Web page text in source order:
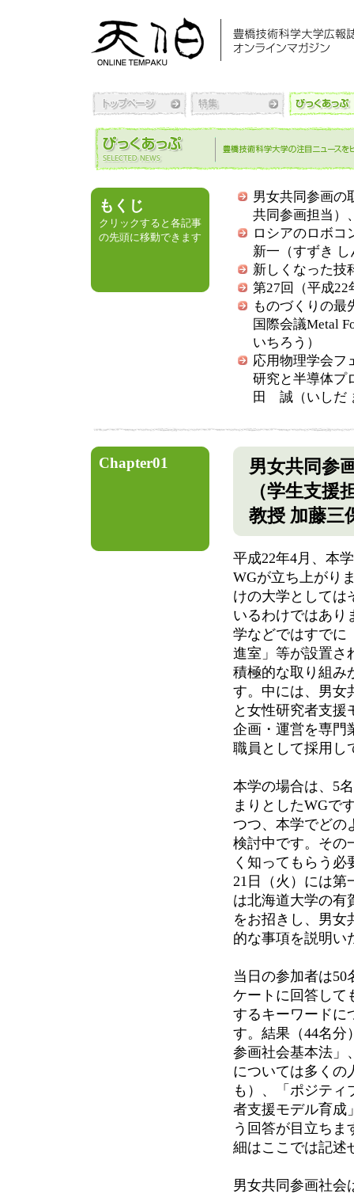
もくじ
クリックすると各記事
の先頭に移動できます
男女共同参画の
共同参画担当）
ロシアのロボコ
新一（すずき
新しくなった技
第27回（平成
ものづくりの最
国際会議Metal
いちろう）
応用物理学会フ
研究と半導体
田 誠（いしだ
Chapter01
男女共同参
（学生支援
教授 加藤三
平成22年4月、本
WGが立ち上がり
けの大学としては
いるわけではあり
学などではすでに
進室」等が設置さ
積極的な取り組み
す。中には、男女
と女性研究者支援
企画・運営を専門
職員として採用し
本学の場合は、5
まりとしたWGで
つつ、本学でどの
検討中です。その
く知ってもらう必
21日（火）には第
は北海道大学の有
をお招きし、男女
的な事項を説明い
当日の参加者は50
ケートに回答して
するキーワードに
す。結果（44名分
参画社会基本法」
については多くの
も）、「ポジティ
者支援モデル育成
う回答が目立ちま
細はここでは記述
男女共同参画社会